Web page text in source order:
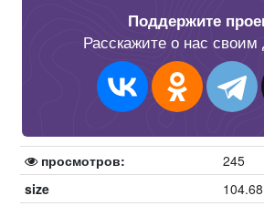
Поддержите
Расскажите о нас своим
просмотров:
245
size